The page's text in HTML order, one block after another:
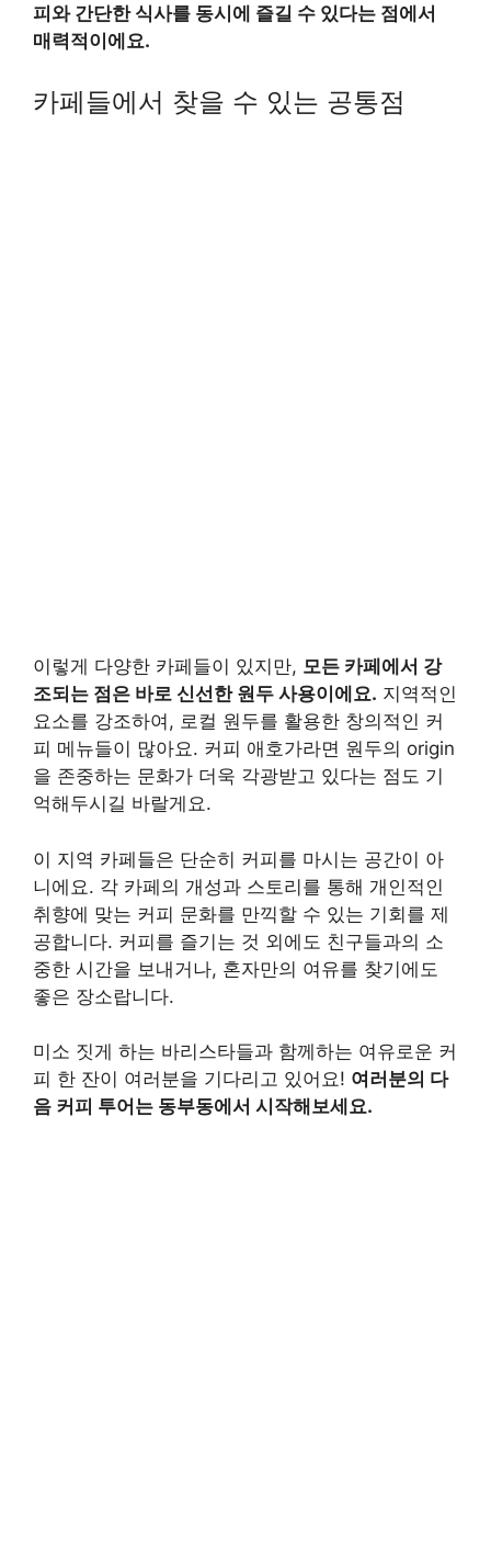
피와 간단한 식사를 동시에 즐길 수 있다는 점에서
매력적이에요.
카페들에서 찾을 수 있는 공통점
이렇게 다양한 카페들이 있지만, 모든 카페에서 강
조되는 점은 바로 신선한 원두 사용이에요. 지역적인
요소를 강조하여, 로컬 원두를 활용한 창의적인 커
피 메뉴들이 많아요. 커피 애호가라면 원두의 origin
을 존중하는 문화가 더욱 각광받고 있다는 점도 기
억해두시길 바랄게요.
이 지역 카페들은 단순히 커피를 마시는 공간이 아
니에요. 각 카페의 개성과 스토리를 통해 개인적인
취향에 맞는 커피 문화를 만끽할 수 있는 기회를 제
공합니다. 커피를 즐기는 것 외에도 친구들과의 소
중한 시간을 보내거나, 혼자만의 여유를 찾기에도
좋은 장소랍니다.
미소 짓게 하는 바리스타들과 함께하는 여유로운 커
피 한 잔이 여러분을 기다리고 있어요! 여러분의 다
음 커피 투어는 동부동에서 시작해보세요.